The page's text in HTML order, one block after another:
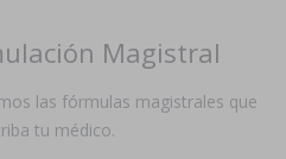
Magistral
las fórmulas magistrales que
tu médico.